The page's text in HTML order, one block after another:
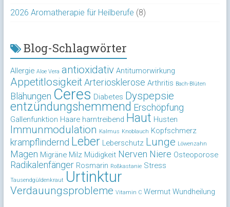
2026 Aromatherapie für Heilberufe (8)
Blog-Schlagwörter
Allergie Aloe Vera antioxidativ Antitumorwirkung
Appetitlosigkeit Arteriosklerose Arthritis Bach-Blüten
Blähungen Ceres Diabetes Dyspepsie
entzündungshemmend Erschöpfung
Gallenfunktion Haare harntreibend Haut Husten
Immunmodulation Kalmus Knoblauch Kopfschmerz
krampflindernd Leber Leberschutz Lunge Löwenzahn
Magen Migräne Milz Müdigkeit Nerven Niere Osteoporose
Radikalenfänger Rosmarin Roßkastanie Stress
Tausendgüldenkraut Urtinktur
Verdauungsprobleme Vitamin C Wermut Wundheilung